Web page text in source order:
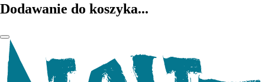
Dodawanie do koszyka...